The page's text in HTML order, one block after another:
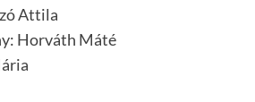
Attila
Horváth Máté